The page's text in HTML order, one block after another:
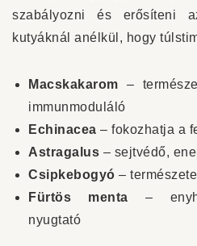
szabályozni és erősíteni
kutyáknál anélkül, hogy
Macskakarom –
immunmoduláló
Echinacea – fokozhatja a
Astragalus – sejtvédő,
Csipkebogyó –
Fürtös menta –
nyugtató